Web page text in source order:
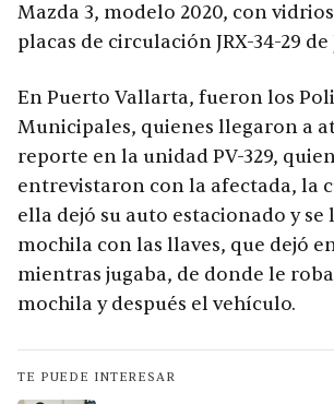
Mazda 3, modelo 2020, con
placas de circulación JRX-34-29 de
En Puerto Vallarta, fueron los
Municipales, quienes llegaron a
reporte en la unidad PV-329,
entrevistaron con la afectada, la
ella dejó su auto estacionado y se
mochila con las llaves, que dejó
mientras jugaba, de donde le
mochila y después el vehículo.
TE PUEDE INTERESAR